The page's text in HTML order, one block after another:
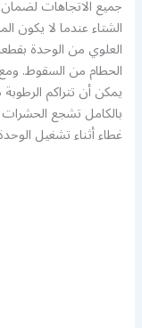
جميع الاتجاهات
الشتاء عندما لا يكون
العلوي من الوحدة
الحطام من السقوط.
يمكن أن تتراكم
بالكامل تشجع
غطاء أثناء تشغيل